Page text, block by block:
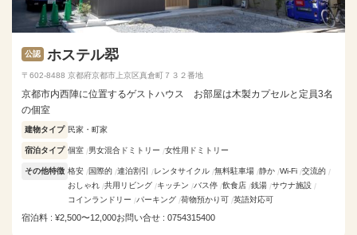
公認 ホステル翆
〒602-8488 京都府京都市上京区真倉町７３２番地
京都市内西陣に位置するゲストハウス お部屋は木製カプセルと定員3名
の個室
建物タイプ 民家・町家
宿泊タイプ 個室 男女混合ドミトリー 女性用ドミトリー
その他特徴 格安 国際的 連泊割引 レンタサイクル 無料駐車場 静か Wi-Fi 交流的
おしゃれ
共用リビング キッチン バス停 飲食店 銭湯 サウナ施設
コインランドリー
パーキング 荷物預かり可 英語対応可
宿泊料 : ¥2,500〜12,000お問い合せ : 0754315400